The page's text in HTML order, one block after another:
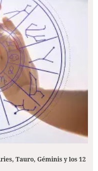
Tauro, Géminis y los 12